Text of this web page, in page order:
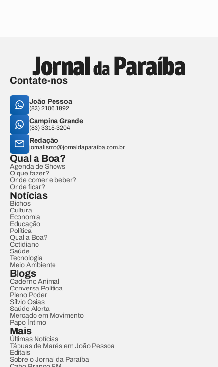
Contate-nos
João Pessoa
(83) 2106.1892
Campina Grande
(83) 3315-3204
Redação
jornalismo@jornaldaparaiba.com.br
Qual a Boa?
Agenda de Shows
O que fazer?
Onde comer e beber?
Onde ficar?
Notícias
Bichos
Cultura
Economia
Educação
Política
Qual a Boa?
Cotidiano
Saúde
Tecnologia
Meio Ambiente
Blogs
Caderno Animal
Conversa Política
Pleno Poder
Sílvio Osias
Saúde Alerta
Mercado em Movimento
Papo Íntimo
Mais
Últimas Notícias
Tábuas de Marés em João Pessoa
Editais
Sobre o Jornal da Paraíba